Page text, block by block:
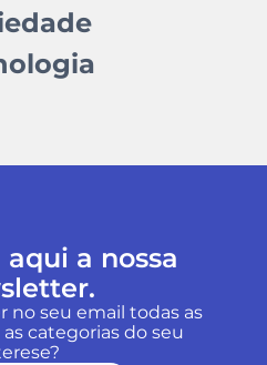
a nossa
no seu email todas as
categorias do seu